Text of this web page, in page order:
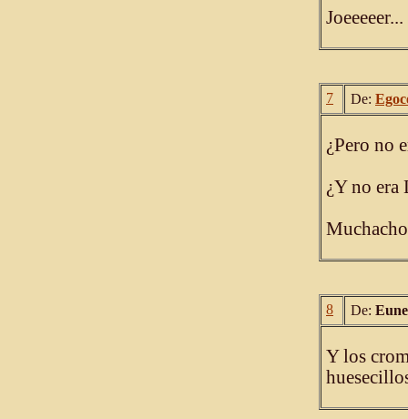
Joeeeeer...
7 De:
¿Pero no
¿Y no era
8 De:
Y los